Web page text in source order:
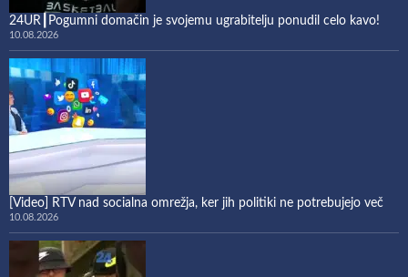
24UR┃Pogumni domačin je svojemu ugrabitelju ponudil celo kavo!
10.08.2026
[Video] RTV nad socialna omrežja, ker jih politiki ne potrebujejo več
10.08.2026